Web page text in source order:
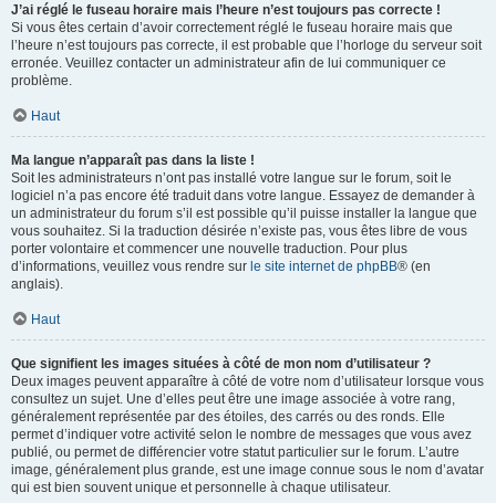
J’ai réglé le fuseau horaire mais l’heure n’est toujours pas correcte !
Si vous êtes certain d’avoir correctement réglé le fuseau horaire mais que
l’heure n’est toujours pas correcte, il est probable que l’horloge du serveur soit
erronée. Veuillez contacter un administrateur afin de lui communiquer ce
problème.
Haut
Ma langue n’apparaît pas dans la liste !
Soit les administrateurs n’ont pas installé votre langue sur le forum, soit le
logiciel n’a pas encore été traduit dans votre langue. Essayez de demander à
un administrateur du forum s’il est possible qu’il puisse installer la langue que
vous souhaitez. Si la traduction désirée n’existe pas, vous êtes libre de vous
porter volontaire et commencer une nouvelle traduction. Pour plus
d’informations, veuillez vous rendre sur le site internet de phpBB® (en
anglais).
Haut
Que signifient les images situées à côté de mon nom d’utilisateur ?
Deux images peuvent apparaître à côté de votre nom d’utilisateur lorsque vous
consultez un sujet. Une d’elles peut être une image associée à votre rang,
généralement représentée par des étoiles, des carrés ou des ronds. Elle
permet d’indiquer votre activité selon le nombre de messages que vous avez
publié, ou permet de différencier votre statut particulier sur le forum. L’autre
image, généralement plus grande, est une image connue sous le nom d’avatar
qui est bien souvent unique et personnelle à chaque utilisateur.